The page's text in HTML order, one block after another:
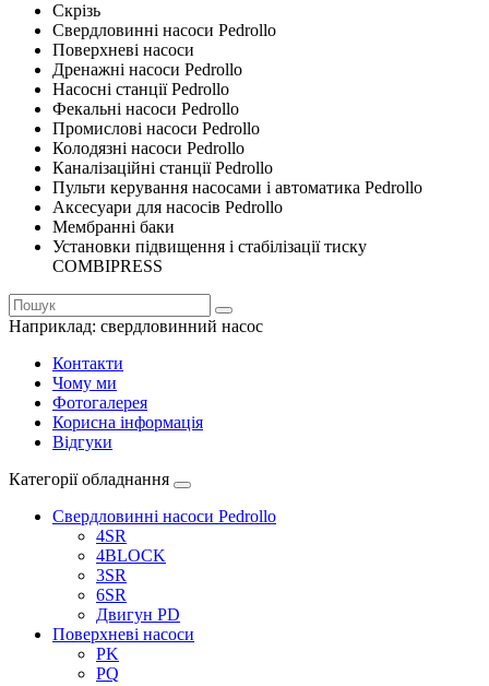
Скрізь
Свердловинні насоси Pedrollo
Поверхневі насоси
Дренажні насоси Pedrollo
Насосні станції Pedrollo
Фекальні насоси Pedrollo
Промислові насоси Pedrollo
Колодязні насоси Pedrollo
Каналізаційні станції Pedrollo
Пульти керування насосами і автоматика Pedrollo
Аксесуари для насосів Pedrollo
Мембранні баки
Установки підвищення і стабілізації тиску
COMBIPRESS
Наприклад: свердловинний насос
Контакти
Чому ми
Фотогалерея
Корисна інформація
Відгуки
Категорії обладнання
Свердловинні насоси Pedrollo
4SR
4BLOCK
3SR
6SR
Двигун PD
Поверхневі насоси
PK
PQ